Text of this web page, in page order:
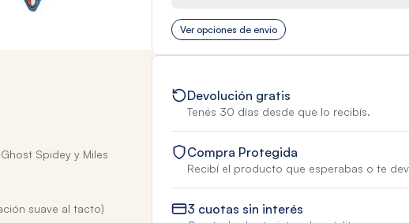
Spidey y Miles
suave al tacto)
Ver opciones de envio
Devolución gratis
Tenés 30 días desde que lo recibís.
Compra Protegida
Recibí el producto que esperabas o te
3 cuotas sin interés